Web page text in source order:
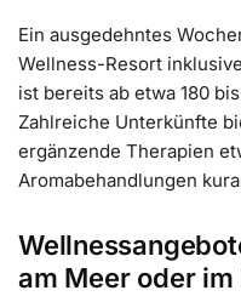
Ein ausgedehntes
Wellness-Resort
ist bereits ab etwa 180
Zahlreiche Unterkünfte
ergänzende Therapien
Aromabehandlungen
am Meer oder